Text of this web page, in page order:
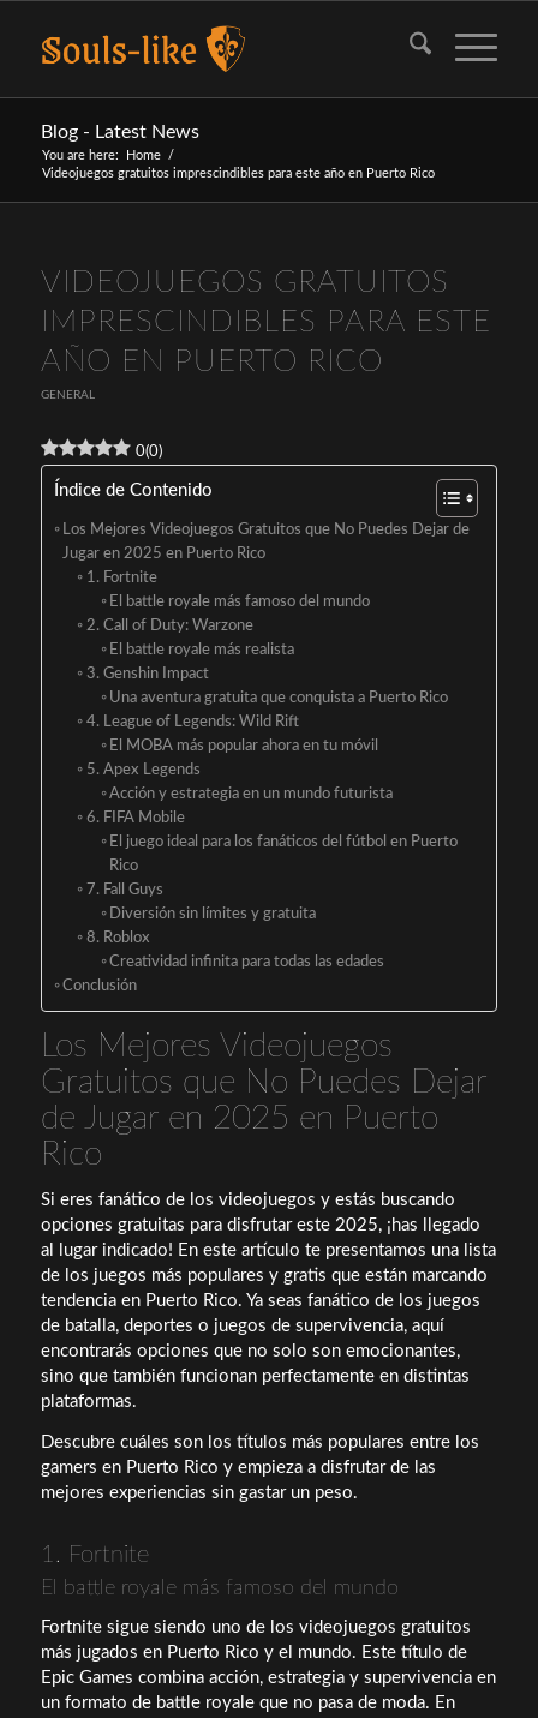
Blog - Latest News
You are here: Home
/
Videojuegos gratuitos imprescindibles para este año en Puerto Rico
VIDEOJUEGOS GRATUITOS
IMPRESCINDIBLES PARA ESTE
AÑO EN PUERTO RICO
GENERAL
0(0)
Índice de Contenido
Los Mejores Videojuegos Gratuitos que No Puedes Dejar de
Jugar en 2025 en Puerto Rico
1. Fortnite
El battle royale más famoso del mundo
2. Call of Duty: Warzone
El battle royale más realista
3. Genshin Impact
Una aventura gratuita que conquista a Puerto Rico
4. League of Legends: Wild Rift
El MOBA más popular ahora en tu móvil
5. Apex Legends
Acción y estrategia en un mundo futurista
6. FIFA Mobile
El juego ideal para los fanáticos del fútbol en Puerto
Rico
7. Fall Guys
Diversión sin límites y gratuita
8. Roblox
Creatividad infinita para todas las edades
Conclusión
Los Mejores Videojuegos
Gratuitos que No Puedes Dejar
de Jugar en 2025 en Puerto
Rico
Si eres fanático de los videojuegos y estás buscando
opciones gratuitas para disfrutar este 2025, ¡has llegado
al lugar indicado! En este artículo te presentamos una lista
de los juegos más populares y gratis que están marcando
tendencia en Puerto Rico. Ya seas fanático de los juegos
de batalla, deportes o juegos de supervivencia, aquí
encontrarás opciones que no solo son emocionantes,
sino que también funcionan perfectamente en distintas
plataformas.
Descubre cuáles son los títulos más populares entre los
gamers en Puerto Rico y empieza a disfrutar de las
mejores experiencias sin gastar un peso.
1. Fortnite
El battle royale más famoso del mundo
Fortnite sigue siendo uno de los videojuegos gratuitos
más jugados en Puerto Rico y el mundo. Este título de
Epic Games combina acción, estrategia y supervivencia en
un formato de battle royale que no pasa de moda. En